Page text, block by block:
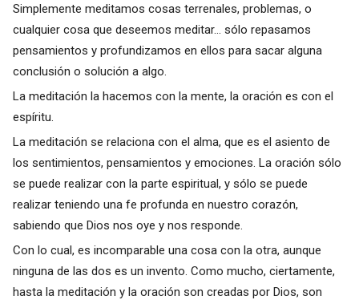
Simplemente meditamos cosas terrenales, problemas, o
cualquier cosa que deseemos meditar... sólo repasamos
pensamientos y profundizamos en ellos para sacar alguna
conclusión o solución a algo.
La meditación la hacemos con la mente, la oración es con el
espíritu.
La meditación se relaciona con el alma, que es el asiento de
los sentimientos, pensamientos y emociones. La oración sólo
se puede realizar con la parte espiritual, y sólo se puede
realizar teniendo una fe profunda en nuestro corazón,
sabiendo que Dios nos oye y nos responde.
Con lo cual, es incomparable una cosa con la otra, aunque
ninguna de las dos es un invento. Como mucho, ciertamente,
hasta la meditación y la oración son creadas por Dios, son